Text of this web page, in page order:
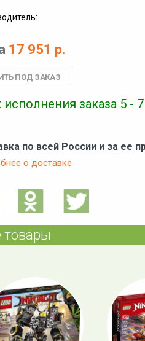
17 951 р.
исполнения заказа 5 -
по всей России и за ее
о доставке
товары